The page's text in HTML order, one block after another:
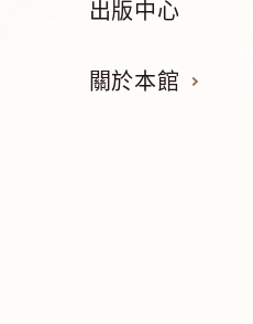
出版中心
關於本館